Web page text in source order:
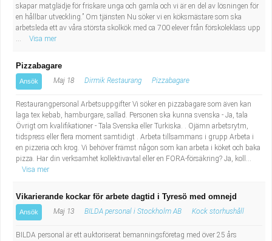
Industriell tillverkning
Installation, drift, underhåll
Kropps- och skönhetsvård
Kultur, media, design
Militärt arbete
Naturbruk
Pedagogiskt arbete
Behandlingsassistent/Socialpedagog
Tandsköterska
Budbilsförare
Tidningsbud/Tidningsdistributör
Lärare i fritidshem/Fritidspedagog
Taxiförare/Taxichaufför
sekreterare
skapar matglädje för friskare unga och gamla och vi är en del av lösningen för
en hållbar utveckling.” Om tjänsten Nu söker vi en köksmästare som ska
arbetsleda ett av våra största skolkök med ca 700 elever från förskoleklass upp
...
Visa mer
Pizzabagare
Ansök Maj 18 Dirmik Restaurang Pizzabagare
Restaurangpersonal Arbetsuppgifter Vi söker en pizzabagare som även kan
laga tex kebab, hamburgare, sallad. Personen ska kunna svenska - Ja, tala
Övrigt om kvalifikationer - Tala Svenska eller Turkiska. . Ojämn arbetsrytm,
tidspress eller flera moment samtidigt . Arbeta tillsammans i grupp Arbeta i
en pizzeria och krog. Vi behöver främst någon som kan arbeta i köket och baka
pizza. Har din verksamhet kollektivavtal eller en FORA-försäkring? Ja, koll...
Visa mer
Vikarierande kockar för arbete dagtid i Tyresö med omnejd
Ansök Maj 13 BILDA personal i Stockholm AB Kock storhushåll
BILDA personal är ett auktoriserat bemanningsföretag med över 25 års